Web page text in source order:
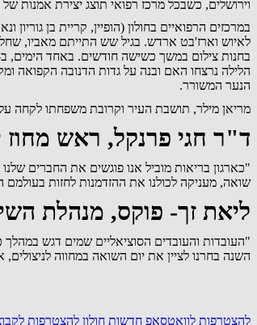
וירושלים, כשבכל מרכז רפואי תוצג יצירת אמנות של
לאיוש וארז'בט ארדש. בגיל שש התייתם מאביו,
הלילה נרצחו האם ובנה על גדות הדנובה הקפואה
הנער המשורר.
מריאן מילר, תושבת העיר וקרובת משפחתו לקחה
ד"ר חגי פרנקל, ראש מחוז
"כארגון בריאות מוביל אנו פוגשים את החברים
שואה, מעניקה לכולנו את ההזדמנות לחזות
ליאת זך- פוקס, מנהלת
"העובדות והעובדים הסוציאליים שמים דגש במהלך
השנה בחרנו לציין את יום השואה במחווה
להצטרפות לוואטסאפ חדשות חולון להצטרפות